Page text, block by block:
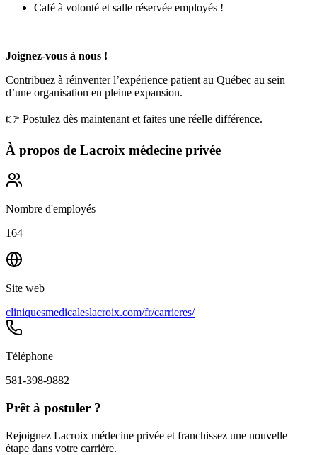
Café à volonté et salle réservée employés !
Joignez-vous à nous !
Contribuez à réinventer l’expérience patient au Québec au sein
d’une organisation en pleine expansion.
👉 Postulez dès maintenant et faites une réelle différence.
À propos de Lacroix médecine privée
Nombre d'employés
164
Site web
cliniquesmedicaleslacroix.com/fr/carrieres/
Téléphone
581-398-9882
Prêt à postuler ?
Rejoignez Lacroix médecine privée et franchissez une nouvelle
étape dans votre carrière.